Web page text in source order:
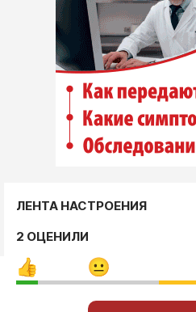
ЛЕНТА НАСТРОЕНИЯ
2 ОЦЕНИЛИ